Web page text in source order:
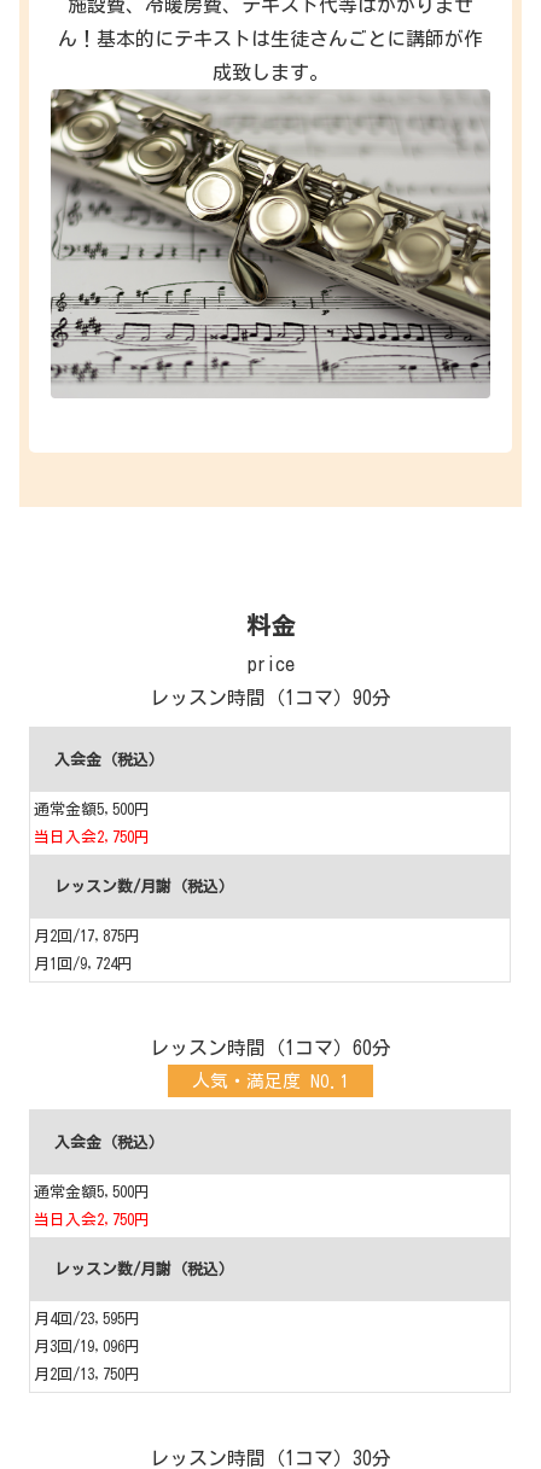
施設費、冷暖房費、テキスト代等はかかりませ
ん！基本的にテキストは生徒さんごとに講師が作
成致します。
料金
price
レッスン時間（1コマ）90分
入会金（税込）
通常金額5,500円
当日入会2,750円
レッスン数/月謝（税込）
月2回/17,875円
月1回/9,724円
レッスン時間（1コマ）60分
人気・満足度 NO.1
入会金（税込）
通常金額5,500円
当日入会2,750円
レッスン数/月謝（税込）
月4回/23,595円
月3回/19,096円
月2回/13,750円
レッスン時間（1コマ）30分